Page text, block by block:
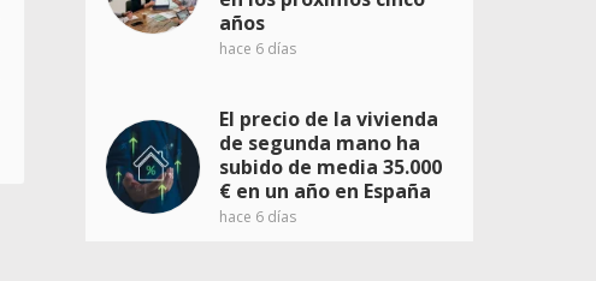
años
hace 6 días
El precio de la vivienda
de segunda mano ha
subido de media 35.000
€ en un año en España
hace 6 días